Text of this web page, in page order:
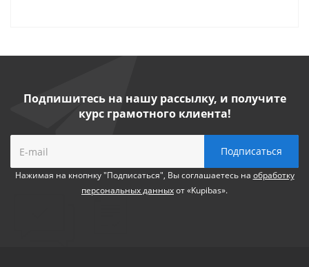
Подпишитесь на нашу рассылку, и получите
курс грамотного клиента!
Нажимая на кнопнку "Подписаться", Вы соглашаетесь на обработку
персональных данныхот «Kupibas».